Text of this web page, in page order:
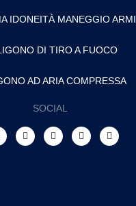
IDONEITÀ MANEGGIO ARMI
DI TIRO A FUOCO
AD ARIA COMPRESSA
SOCIAL